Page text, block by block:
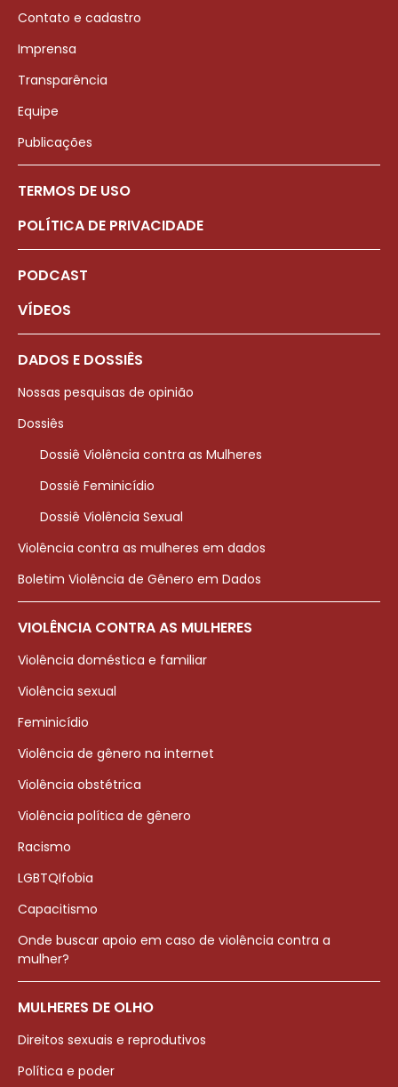
Contato e cadastro
Imprensa
Transparência
Equipe
Publicações
TERMOS DE USO
POLÍTICA DE PRIVACIDADE
PODCAST
VÍDEOS
DADOS E DOSSIÊS
Nossas pesquisas de opinião
Dossiês
Dossiê Violência contra as Mulheres
Dossiê Feminicídio
Dossiê Violência Sexual
Violência contra as mulheres em dados
Boletim Violência de Gênero em Dados
VIOLÊNCIA CONTRA AS MULHERES
Violência doméstica e familiar
Violência sexual
Feminicídio
Violência de gênero na internet
Violência obstétrica
Violência política de gênero
Racismo
LGBTQIfobia
Capacitismo
Onde buscar apoio em caso de violência contra a
mulher?
MULHERES DE OLHO
Direitos sexuais e reprodutivos
Política e poder